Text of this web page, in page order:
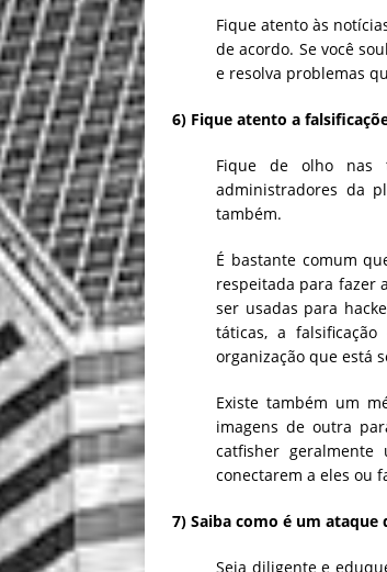
Fique atento às
de acordo. Se você
e resolva problemas
6) Fique atento a
Fique de olho nas
administradores da
também.
É bastante comum
respeitada para fazer
ser usadas para
táticas, a
organização que está
Existe também um
imagens de outra
catfisher
conectarem a eles ou
7) Saiba como é um ataque
Seja diligente e